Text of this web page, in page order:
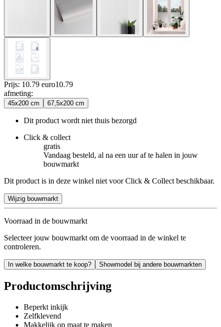
Prijs: 10.79 euro10.79
afmeting:
45x200 cm 67,5x200 cm
Dit product wordt niet thuis bezorgd
Click & collect
gratis
Vandaag besteld, al na een uur af te halen in jouw
bouwmarkt
Dit product is in deze winkel niet voor Click & Collect beschikbaar.
Wijzig bouwmarkt
Voorraad in de bouwmarkt
Selecteer jouw bouwmarkt om de voorraad in de winkel te
controleren.
In welke bouwmarkt te koop? Showmodel bij andere bouwmarkten
Productomschrijving
Beperkt inkijk
Zelfklevend
Makkelijk op maat te maken